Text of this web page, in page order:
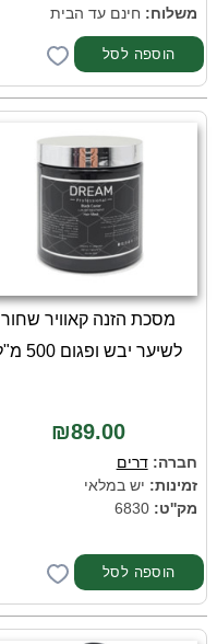
משלוח: חינם עד הבית
מסכת הזנה קאוויר שחור
לשיער יבש ופגום 500 מ"ל
₪89.00
חברה:דרים
זמינות: יש במלאי
מק''ט: 6830